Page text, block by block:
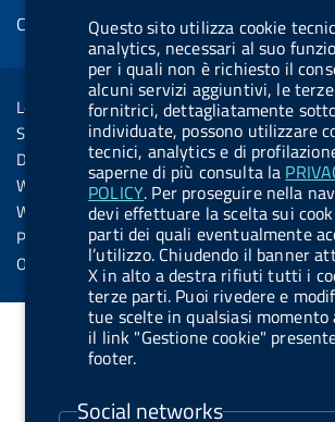
Questo sito utilizza cookie
analytics, necessari al suo
per i quali non è richiesto il
alcuni servizi aggiuntivi, le
fornitrici, dettagliatamente
individuate, possono utilizzare
tecnici, analytics e di
saperne di più consulta la
POLICY. Per proseguire nella
devi effettuare la scelta sui
parti dei quali eventualmente
l’utilizzo. Chiudendo il banner
X in alto a destra rifiuti tutti i
terze parti. Puoi rivedere e
tue scelte in qualsiasi
il link "Gestione cookie"
footer.
Social networks
.
b
u
t
t
o
n
.
s
p
o
t
f
k
y
b
e
d
i
n
Cookie management
Sezione Link Utili
Legal notice
Social Media Policy
Dichiarazione di accessibilità
Web accessibility
Website statistics
Privacy
Online services